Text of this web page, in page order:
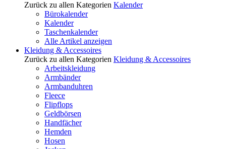
Zurück zu allen Kategorien Kalender
Bürokalender
Kalender
Taschenkalender
Alle Artikel anzeigen
Kleidung & Accessoires
Zurück zu allen Kategorien Kleidung & Accessoires
Arbeitskleidung
Armbänder
Armbanduhren
Fleece
Flipflops
Geldbörsen
Handfächer
Hemden
Hosen